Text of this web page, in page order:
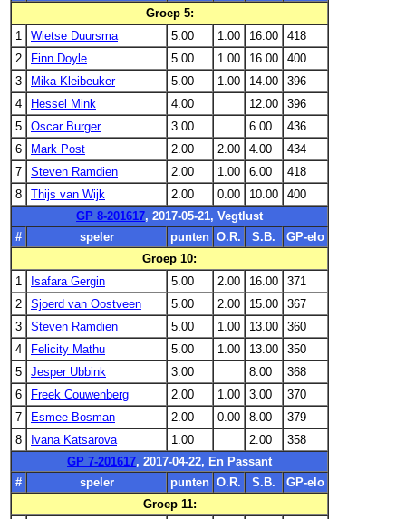
Groep 5:
1
Wietse Duursma 5.00 1.00 16.00
418
2
Finn Doyle 5.00 1.00 16.00
400
3
Mika Kleibeuker 5.00 1.00 14.00
396
4
Hessel Mink 4.00 12.00
396
5
Oscar Burger 3.00 6.00
436
6
Mark Post 2.00 2.00 4.00
434
7
Steven Ramdien 2.00 1.00 6.00
418
8
Thijs van Wijk 2.00 0.00 10.00
400
GP 8-201617, 2017-05-21, Vegtlust
#
speler punten O.R. S.B.
GP-elo
Groep 10:
1
Isafara Gergin 5.00 2.00 16.00
371
2
Sjoerd van Oostveen 5.00 2.00 15.00
367
3
Steven Ramdien 5.00 1.00 13.00
360
4
Felicity Mathu 5.00 1.00 13.00
350
5
Jesper Ubbink 3.00 8.00
368
6
Freek Couwenberg 2.00 1.00 3.00
370
7
Esmee Bosman 2.00 0.00 8.00
379
8
Ivana Katsarova 1.00 2.00
358
GP 7-201617, 2017-04-22, En Passant
#
speler punten O.R. S.B.
GP-elo
Groep 11: